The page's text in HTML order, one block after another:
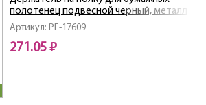
Артикул: PF-17609
полотенец подвесной черный, металл
271.05 ₽